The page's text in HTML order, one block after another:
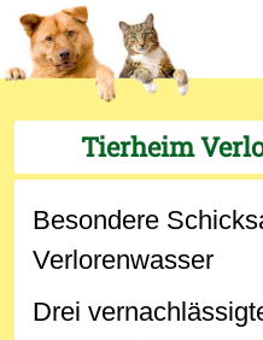
Tierheim
Besondere
Verlorenwasser
Drei